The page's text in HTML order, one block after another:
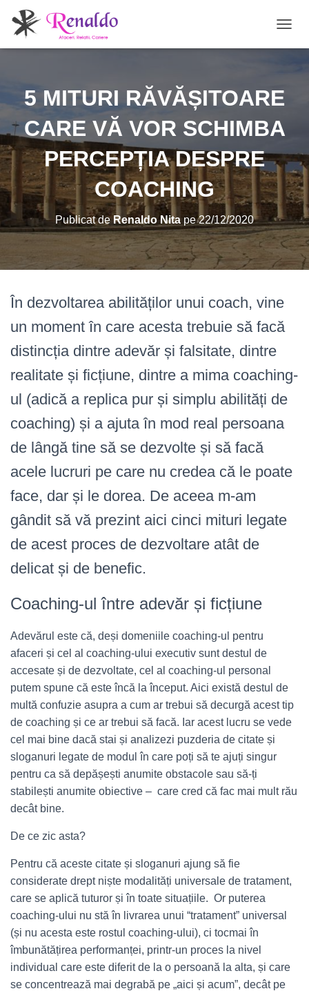
O
I
G
A
R
E
A
5 MITURI RĂVĂȘITOARE
CARE VĂ VOR SCHIMBA
PERCEPȚIA DESPRE
COACHING
Publicat de Renaldo Nitape22/12/2020
În dezvoltarea abilităților unui coach, vine
un moment în care acesta trebuie să facă
distincția dintre adevăr și falsitate, dintre
realitate și ficțiune, dintre a mima coaching-
ul (adică a replica pur și simplu abilități de
coaching) și a ajuta în mod real persoana
de lângă tine să se dezvolte și să facă
acele lucruri pe care nu credea că le poate
face, dar și le dorea. De aceea m-am
gândit să vă prezint aici cinci mituri legate
de acest proces de dezvoltare atât de
delicat și de benefic.
Coaching-ul între adevăr și ficțiune
Adevărul este că, deși domeniile coaching-ul pentru
afaceri și cel al coaching-ului executiv sunt destul de
accesate și de dezvoltate, cel al coaching-ul personal
putem spune că este încă la început. Aici există destul de
multă confuzie asupra a cum ar trebui să decurgă acest tip
de coaching și ce ar trebui să facă. Iar acest lucru se vede
cel mai bine dacă stai și analizezi puzderia de citate și
sloganuri legate de modul în care poți să te ajuți singur
pentru ca să depășești anumite obstacole sau să-ți
stabilești anumite obiective – care cred că fac mai mult rău
decât bine.
De ce zic asta?
Pentru că aceste citate și sloganuri ajung să fie
considerate drept niște modalități universale de tratament,
care se aplică tuturor și în toate situațiile. Or puterea
coaching-ului nu stă în livrarea unui “tratament” universal
(și nu acesta este rostul coaching-ului), ci tocmai în
îmbunătățirea performanței, printr-un proces la nivel
individual care este diferit de la o persoană la alta, și care
se concentrează mai degrabă pe „aici și acum”, decât pe